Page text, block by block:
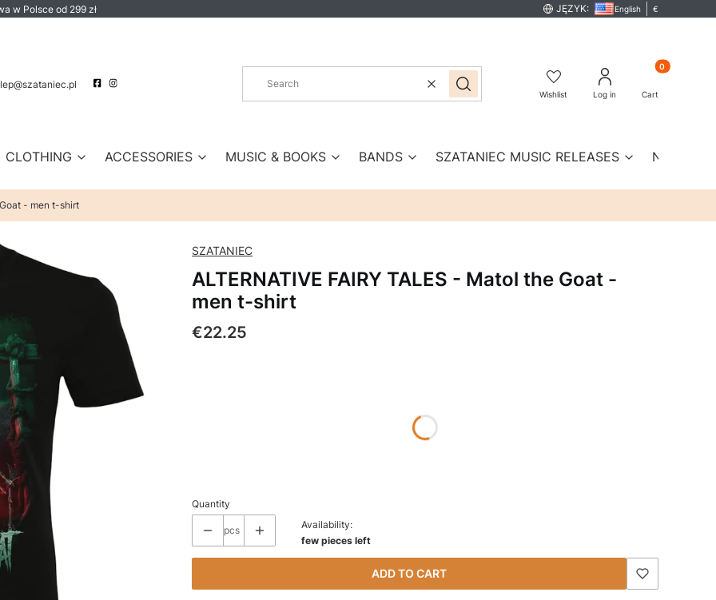
w Polsce od 299 zł JĘZYK: English €
Clear Search Wishlist Log in
Products in
Cart
CLOTHING ACCESSORIES MUSIC & BOOKS BANDS SZATANIEC MUSIC RELEASES New
Goat - men t-shirt
SZATANIEC
ALTERNATIVE FAIRY TALES - Matol the Goat -
men t-shirt
Price
€22.25
Quantity
pcs
Availability:
few pieces left
ADD TO CART